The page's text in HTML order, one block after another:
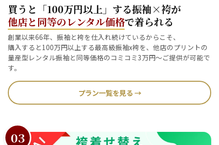
買うと「100万円以上」する振袖×袴が
他店と同等のレンタル価格で着られる
創業以来66年、振袖と袴を仕入れ続けているからこそ、
購入すると100万円以上する最高級振袖x袴を、他店のプリントの
量産型レンタル振袖と同等価格のコミコミ3万円〜ご提供が可能で
す。
プラン一覧を見る →
03